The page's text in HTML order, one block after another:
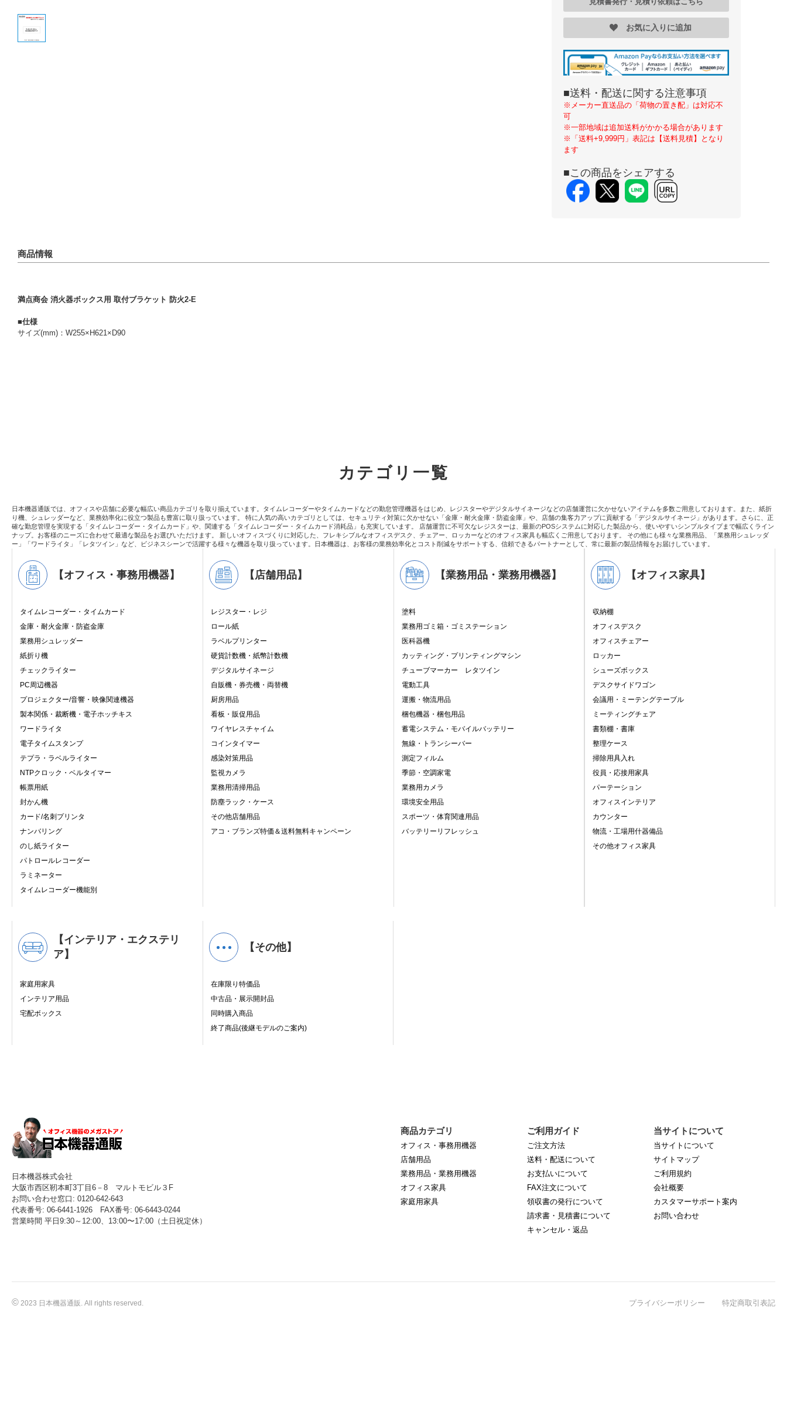
お気に入りに追加
■送料・配送に関する注意事項
※メーカー直送品の「荷物の置き配」は対応不
可
※一部地域は追加送料がかかる場合があります
※「送料+9,999円」表記は【送料見積】となり
ます
■この商品をシェアする
商品情報
満点商会 消火器ボックス用 取付ブラケット 防火2-E
■仕様
サイズ(mm)：W255×H621×D90
カテゴリ一覧
日本機器通販では、オフィスや店舗に必要な幅広い商品カテゴリを取り揃えています。タイムレコーダーやタイムカードなどの勤怠管理機器をはじめ、レジスターやデジタルサイネージなどの店舗運営に欠かせないアイテムを多数ご用意しております。また、紙折
り機、シュレッダーなど、業務効率化に役立つ製品も豊富に取り扱っています。 特に人気の高いカテゴリとしては、セキュリティ対策に欠かせない「金庫・耐火金庫・防盗金庫」や、店舗の集客力アップに貢献する「デジタルサイネージ」があります。さらに、正
確な勤怠管理を実現する「タイムレコーダー・タイムカード」や、関連する「タイムレコーダー・タイムカード消耗品」も充実しています。 店舗運営に不可欠なレジスターは、最新のPOSシステムに対応した製品から、使いやすいシンプルタイプまで幅広くライン
ナップ。お客様のニーズに合わせて最適な製品をお選びいただけます。 新しいオフィスづくりに対応した、フレキシブルなオフィスデスク、チェアー、ロッカーなどのオフィス家具も幅広くご用意しております。 その他にも様々な業務用品、「業務用シュレッダ
ー」「ワードライタ」「レタツイン」など、ビジネスシーンで活躍する様々な機器を取り扱っています。日本機器は、お客様の業務効率化とコスト削減をサポートする、信頼できるパートナーとして、常に最新の製品情報をお届けしています。
【オフィス・事務用機器】
タイムレコーダー・タイムカード
金庫・耐火金庫・防盗金庫
業務用シュレッダー
紙折り機
チェックライター
PC周辺機器
プロジェクター/音響・映像関連機器
製本関係・裁断機・電子ホッチキス
ワードライタ
電子タイムスタンプ
テプラ・ラベルライター
NTPクロック・ベルタイマー
帳票用紙
封かん機
カード/名刺プリンタ
ナンバリング
のし紙ライター
パトロールレコーダー
ラミネーター
タイムレコーダー機能別
【店舗用品】
レジスター・レジ
ロール紙
ラベルプリンター
硬貨計数機・紙幣計数機
デジタルサイネージ
自販機・券売機・両替機
厨房用品
看板・販促用品
ワイヤレスチャイム
コインタイマー
感染対策用品
監視カメラ
業務用清掃用品
防塵ラック・ケース
その他店舗用品
アコ・ブランズ特価＆送料無料キャンペーン
【業務用品・業務用機器】
塗料
業務用ゴミ箱・ゴミステーション
医科器機
カッティング・プリンティングマシン
チューブマーカー レタツイン
電動工具
運搬・物流用品
梱包機器・梱包用品
蓄電システム・モバイルバッテリー
無線・トランシーバー
測定フィルム
季節・空調家電
業務用カメラ
環境安全用品
スポーツ・体育関連用品
バッテリーリフレッシュ
【オフィス家具】
収納棚
オフィスデスク
オフィスチェアー
ロッカー
シューズボックス
デスクサイドワゴン
会議用・ミーテングテーブル
ミーティングチェア
書類棚・書庫
整理ケース
掃除用具入れ
役員・応接用家具
パーテーション
オフィスインテリア
カウンター
物流・工場用什器備品
その他オフィス家具
【インテリア・エクステリ
ア】
家庭用家具
インテリア用品
宅配ボックス
【その他】
在庫限り特価品
中古品・展示開封品
同時購入商品
終了商品(後継モデルのご案内)
日本機器株式会社
大阪市西区靭本町3丁目6－8 マルトモビル３F
お問い合わせ窓口: 0120-642-643
代表番号: 06-6441-1926 FAX番号: 06-6443-0244
営業時間 平日9:30～12:00、13:00〜17:00（土日祝定休）
商品カテゴリ
オフィス・事務用機器
店舗用品
業務用品・業務用機器
オフィス家具
家庭用家具
ご利用ガイド
ご注文方法
送料・配送について
お支払いについて
FAX注文について
領収書の発行について
請求書・見積書について
キャンセル・返品
当サイトについて
当サイトについて
サイトマップ
ご利用規約
会社概要
カスタマーサポート案内
お問い合わせ
© 2023 日本機器通販. All rights reserved. プライバシーポリシー 特定商取引表記